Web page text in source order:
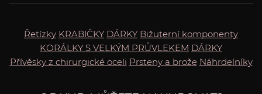
Řetízky KRABIČKY DÁRKY Bižuterní komponenty
KORÁLKY S VELKÝM PRŮVLEKEM DÁRKY
Přívěsky z chirurgické oceli Prsteny a brože Náhrdelníky